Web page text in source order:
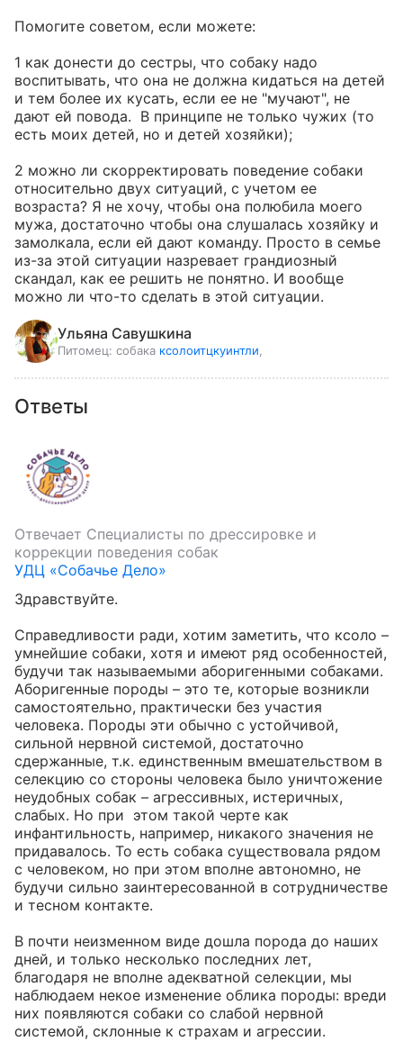
Помогите советом, если можете:
1 как донести до сестры, что собаку надо
воспитывать, что она не должна кидаться на детей
и тем более их кусать, если ее не "мучают", не
дают ей повода.  В принципе не только чужих (то
есть моих детей, но и детей хозяйки);
2 можно ли скорректировать поведение собаки
относительно двух ситуаций, с учетом ее
возраста? Я не хочу, чтобы она полюбила моего
мужа, достаточно чтобы она слушалась хозяйку и
замолкала, если ей дают команду. Просто в семье
из-за этой ситуации назревает грандиозный
скандал, как ее решить не понятно. И вообще
можно ли что-то сделать в этой ситуации.
Ульяна Савушкина
Питомец: собака ксолоитцкуинтли
Ответы
Отвечает Специалисты по дрессировке и
коррекции поведения собак
УДЦ «Собачье Дело»
Здравствуйте.
Справедливости ради, хотим заметить, что ксоло –
умнейшие собаки, хотя и имеют ряд особенностей,
будучи так называемыми аборигенными собаками.
Аборигенные породы – это те, которые возникли
самостоятельно, практически без участия
человека. Породы эти обычно с устойчивой,
сильной нервной системой, достаточно
сдержанные, т.к. единственным вмешательством в
селекцию со стороны человека было уничтожение
неудобных собак – агрессивных, истеричных,
слабых. Но при  этом такой черте как
инфантильность, например, никакого значения не
придавалось. То есть собака существовала рядом
с человеком, но при этом вполне автономно, не
будучи сильно заинтересованной в сотрудничестве
и тесном контакте.
В почти неизменном виде дошла порода до наших
дней, и только несколько последних лет,
благодаря не вполне адекватной селекции, мы
наблюдаем некое изменение облика породы: вреди
них появляются собаки со слабой нервной
системой, склонные к страхам и агрессии.